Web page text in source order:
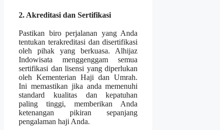
2. Akreditasi dan Sertifikasi
Pastikan biro perjalanan yang Anda
tentukan terakreditasi dan disertifikasi
oleh pihak yang berkuasa. Alhijaz
Indowisata menggenggam semua
sertifikasi dan lisensi yang diperlukan
oleh Kementerian Haji dan Umrah.
Ini memastikan jika anda memenuhi
standard kualitas dan kepatuhan
paling tinggi, memberikan Anda
ketenangan pikiran sepanjang
pengalaman haji Anda.